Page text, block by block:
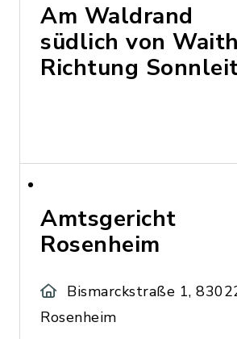
Am Waldrand
südlich von Waith
Richtung
Amtsgericht
Rosenheim
Bismarckstraße 1,
Rosenheim